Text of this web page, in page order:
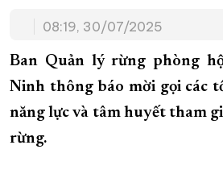
CHUNG TAY CẢI CÁCH HÀNH CHÍNH
XÂY DỰNG NÔNG THÔN MỚI LỊCH
TÀU - XE - MÁY BAY
KỶ NIỆM 370 NĂM XÂY DỰNG VÀ PHÁT
KHOẢNH KHẮC ĐẸP XỨ TRẦM
08:19, 30/07/2025
Ban Quản lý rừng phòng
Ninh thông báo mời gọi các
năng lực và tâm huyết tham
rừng.